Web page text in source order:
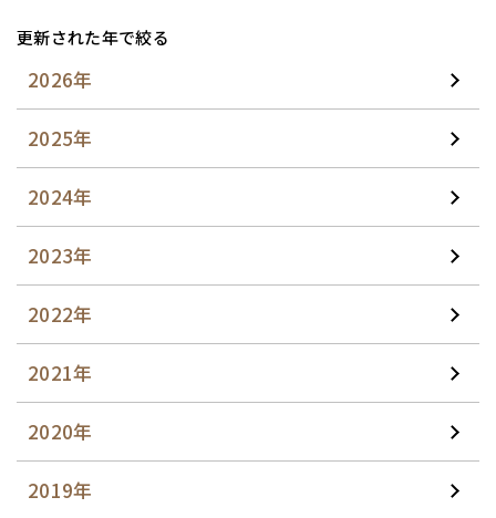
更新された年で絞る
2026年
2025年
2024年
2023年
2022年
2021年
2020年
2019年